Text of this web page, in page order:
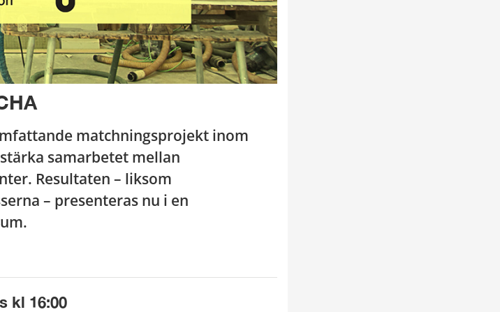
matchningsprojekt inom
samarbetet mellan
Resultaten – liksom
– presenteras nu i en
kl 16:00